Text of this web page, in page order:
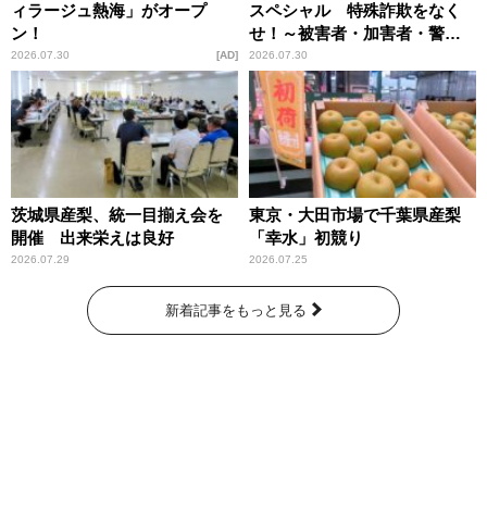
ィラージュ熱海」がオープ
ン！
2026.07.30 AD
スペシャル 特殊詐欺をなく
せ！～被害者・加害者・警視
庁が語るトクリュウの実態
～」放送
2026.07.30
茨城県産梨、統一目揃え会を
開催 出来栄えは良好
2026.07.29
東京・大田市場で千葉県産梨
「幸水」初競り
2026.07.25
新着記事をもっと見る